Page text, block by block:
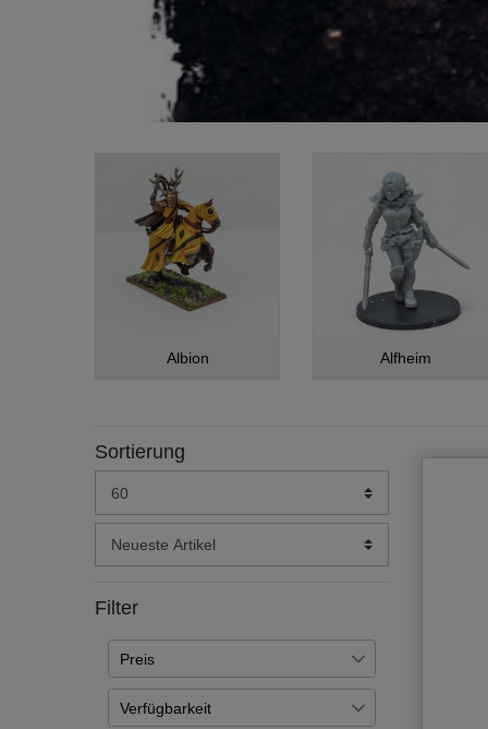
Albion Alfheim
Sortierung
Filter
Preis
Verfügbarkeit